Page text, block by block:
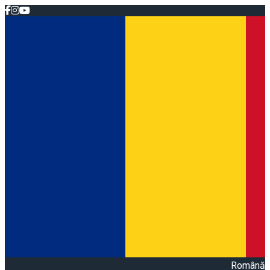
Română